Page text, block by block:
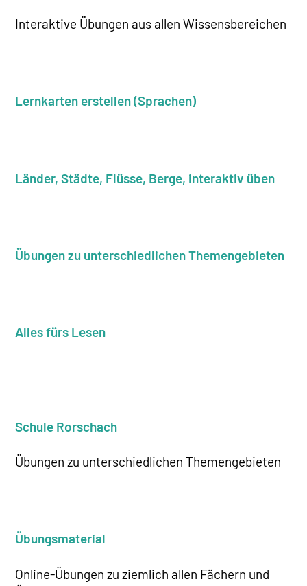
Interaktive Übungen aus allen Wissensbereichen
Lernkarten erstellen (Sprachen)
Länder, Städte, Flüsse, Berge, interaktiv üben
Übungen zu unterschiedlichen Themengebieten
Alles fürs Lesen
Schule Rorschach
Übungen zu unterschiedlichen Themengebieten
Übungsmaterial
Online-Übungen zu ziemlich allen Fächern und